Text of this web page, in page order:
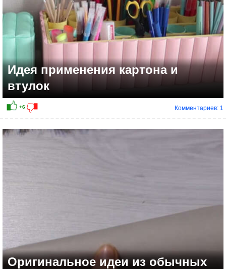
Идея применения картона и
втулок
Комментариев: 1
Оригинальное идеи из обычных